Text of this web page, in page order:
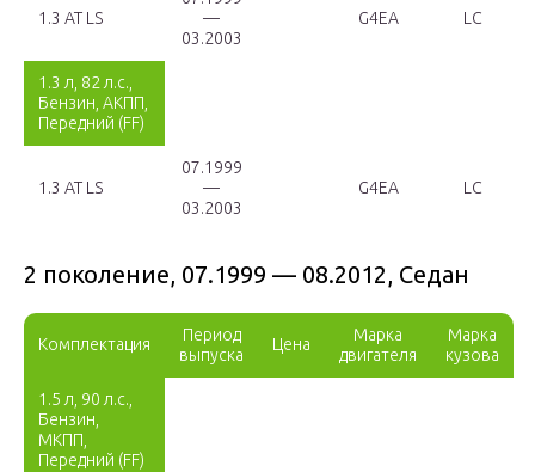
1.3 AT LS
—
03.2003
G4EA LC
1.3 л, 82 л.с.,
Бензин, АКПП,
Передний (FF)
1.3 AT LS
07.1999
—
03.2003
G4EA LC
2 поколение, 07.1999 — 08.2012, Седан
Комплектация
Период
выпуска
Цена
Марка
двигателя
Марка
кузова
1.5 л, 90 л.с.,
Бензин,
МКПП,
Передний (FF)